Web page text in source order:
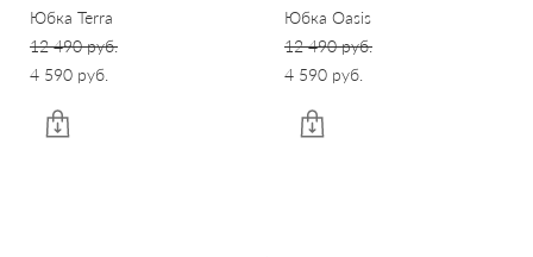
Юбка Terra
12 490 pуб.
4 590 pуб.
Юбка Oasis
12 490 pуб.
4 590 pуб.